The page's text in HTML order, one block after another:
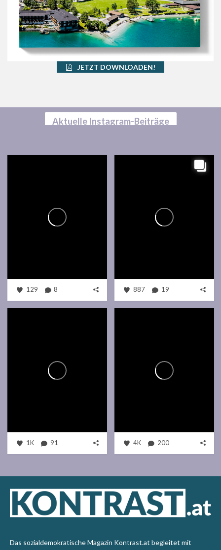
JETZT DOWNLOADEN!
Aktuelle Instagram-Beiträge
129 8 887 19
1K 91 4K 200
Das sozialdemokratische Magazin Kontrast.at begleitet mit